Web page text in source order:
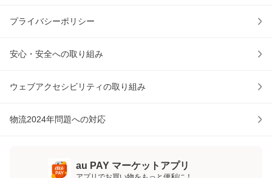
プライバシーポリシー
安心・安全への取り組み
ウェブアクセシビリティの取り組み
物流2024年問題への対応
au PAY マーケットアプリ